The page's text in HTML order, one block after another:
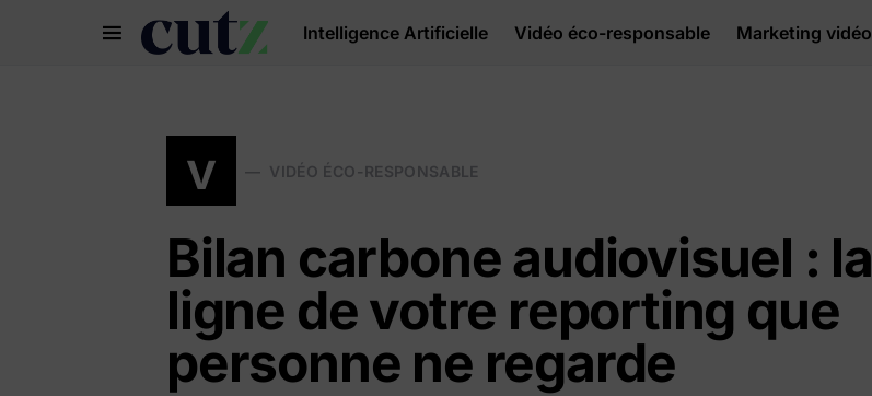
Intelligence Artificielle Vidéo éco-responsable Marketing vidéo
Search for:
v VIDÉO ÉCO-RESPONSABLE
Bilan carbone audiovisuel : la
ligne de votre reporting que
personne ne regarde